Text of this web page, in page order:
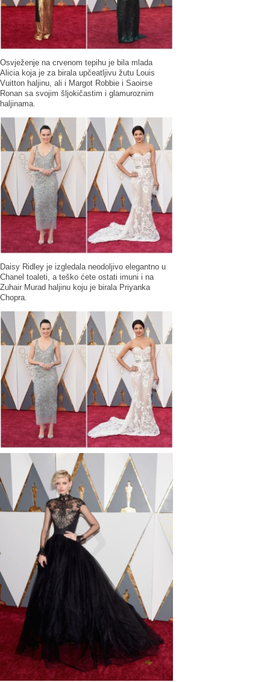
Osvježenje na crvenom tepihu je bila mlada
Alicia koja je za birala upčeatljivu žutu Louis
Vuitton haljinu, ali i Margot Robbie i Saoirse
Ronan sa svojim šljokičastim i glamuroznim
haljinama.
Daisy Ridley je izgledala neodoljivo elegantno u
Chanel toaleti, a teško ćete ostati imuni i na
Zuhair Murad haljinu koju je birala Priyanka
Chopra.